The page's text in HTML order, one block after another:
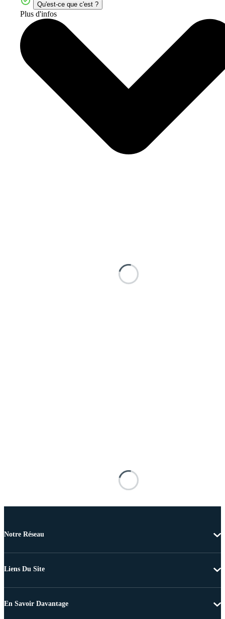
Qu'est-ce que c'est ?
Plus d'infos
Notre Réseau
Liens Du Site
En Savoir Davantage